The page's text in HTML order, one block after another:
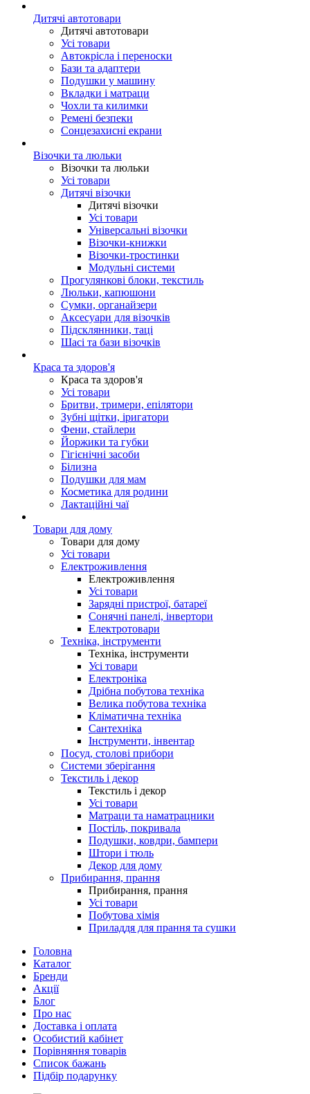
Дитячі автотовари
Дитячі автотовари
Усі товари
Автокрісла і переноски
Бази та адаптери
Подушки у машину
Вкладки і матраци
Чохли та килимки
Ремені безпеки
Сонцезахисні екрани
Візочки та люльки
Візочки та люльки
Усі товари
Дитячі візочки
Дитячі візочки
Усі товари
Універсальні візочки
Візочки-книжки
Візочки-тростинки
Модульні системи
Прогулянкові блоки, текстиль
Люльки, капюшони
Сумки, органайзери
Аксесуари для візочків
Підсклянники, таці
Шасі та бази візочків
Краса та здоров'я
Краса та здоров'я
Усі товари
Бритви, тримери, епілятори
Зубні щітки, іригатори
Фени, стайлери
Йоржики та губки
Гігієнічні засоби
Білизна
Подушки для мам
Косметика для родини
Лактаційні чаї
Товари для дому
Товари для дому
Усі товари
Електроживлення
Електроживлення
Усі товари
Зарядні пристрої, батареї
Сонячні панелі, інвертори
Електротовари
Техніка, інструменти
Техніка, інструменти
Усі товари
Електроніка
Дрібна побутова техніка
Велика побутова техніка
Кліматична техніка
Сантехніка
Інструменти, інвентар
Посуд, столові прибори
Системи зберігання
Текстиль і декор
Текстиль і декор
Усі товари
Матраци та наматрацники
Постіль, покривала
Подушки, ковдри, бампери
Штори і тюль
Декор для дому
Прибирання, прання
Прибирання, прання
Усі товари
Побутова хімія
Приладдя для прання та сушки
Головна
Каталог
Бренди
Акції
Блог
Про нас
Доставка і оплата
Особистий кабінет
Порівняння товарів
Список бажань
Підбір подарунку